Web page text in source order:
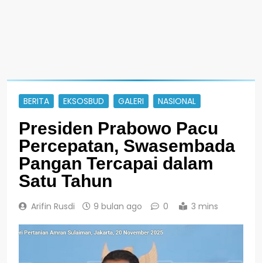
BERITA EKSOSBUD GALERI NASIONAL
Presiden Prabowo Pacu
Percepatan, Swasembada
Pangan Tercapai dalam
Satu Tahun
Arifin Rusdi 9 bulan ago 0 3 mins